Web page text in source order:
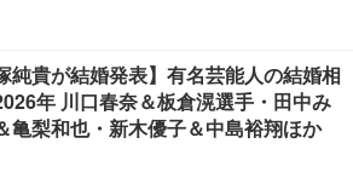
純貴が結婚発表】有名芸能人の結婚相
年 川口春奈＆板倉滉選手・田中み
亀梨和也・新木優子＆中島裕翔ほか